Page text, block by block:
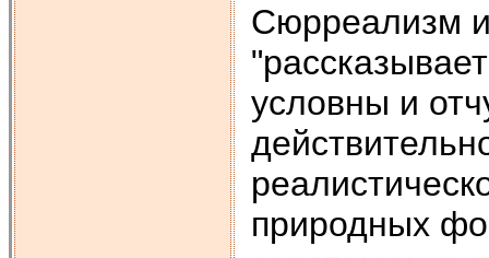
Сюрреализм и
условны и
природных